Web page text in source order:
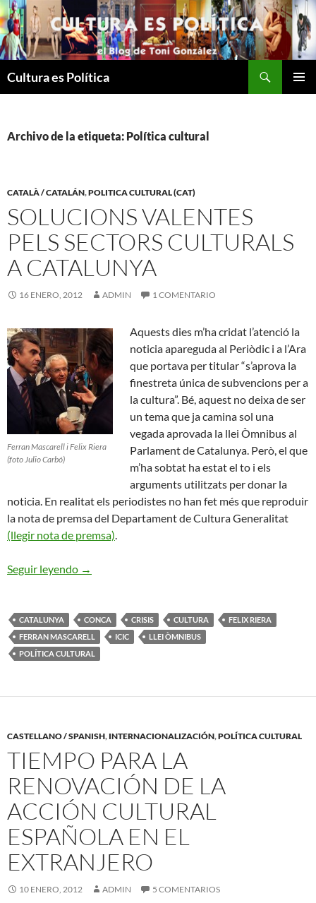
Saltar
al
contenido
Cultura es Política
Archivo de la etiqueta: Política cultural
CATALÀ / CATALÁN,POLITICA CULTURAL (CAT)
SOLUCIONS VALENTES
PELS SECTORS CULTURALS
A CATALUNYA
16 ENERO, 2012 ADMIN 1 COMENTARIO
Ferran Mascarell i Felix Riera
(foto Julio Carbó)
Aquests dies m’ha cridat l’atenció la
noticia apareguda al Periòdic i a l’Ara
que portava per titular “s’aprova la
finestreta única de subvencions per a
la cultura”. Bé, aquest no deixa de ser
un tema que ja camina sol una
vegada aprovada la llei Òmnibus al
Parlament de Catalunya. Però, el que
m’ha sobtat ha estat el to i els
arguments utilitzats per donar la
noticia. En realitat els periodistes no han fet més que reproduir
la nota de premsa del Departament de Cultura Generalitat
(llegir nota de premsa).
Seguir leyendo Solucions Valentes pels Sectors Culturals a
→
CATALUNYA CONCA CRISIS CULTURA
FELIX RIERA
FERRAN MASCARELL
ICIC
LLEI ÒMNIBUS
POLÍTICA CULTURAL
CASTELLANO / SPANISH, INTERNACIONALIZACIÓN,POLÍTICA CULTURAL
TIEMPO PARA LA
RENOVACIÓN DE LA
ACCIÓN CULTURAL
ESPAÑOLA EN EL
EXTRANJERO
10 ENERO, 2012 ADMIN 5 COMENTARIOS